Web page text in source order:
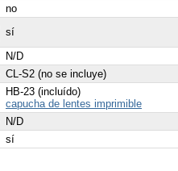
no
sí
N/D
CL-S2 (no se incluye)
HB-23 (incluído)
capucha de lentes imprimible
N/D
sí